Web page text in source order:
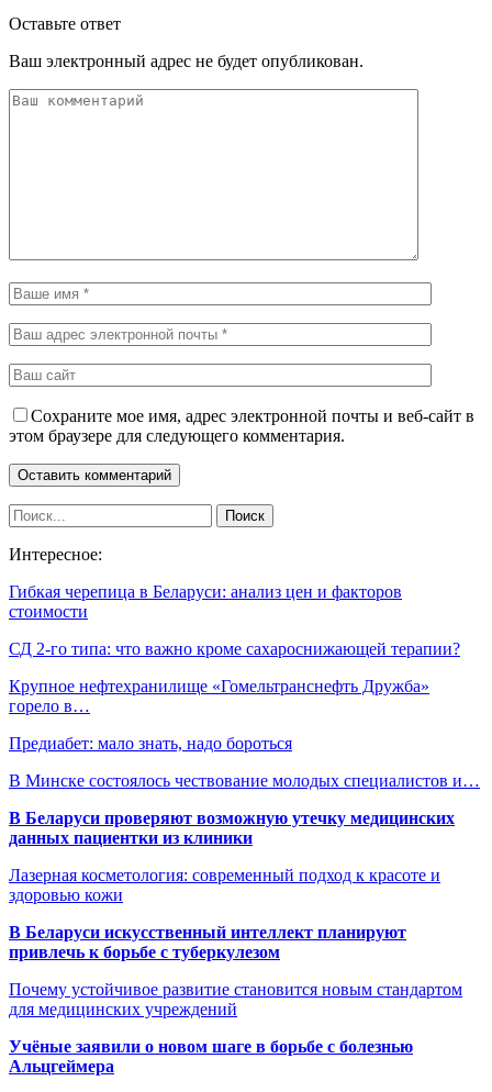
Оставьте ответ
Ваш электронный адрес не будет опубликован.
Сохраните мое имя, адрес электронной почты и веб-сайт в
этом браузере для следующего комментария.
Интересное:
Гибкая черепица в Беларуси: анализ цен и факторов
стоимости
СД 2-го типа: что важно кроме сахароснижающей терапии?
Крупное нефтехранилище «Гомельтранснефть Дружба»
горело в…
Предиабет: мало знать, надо бороться
В Минске состоялось чествование молодых специалистов и…
В Беларуси проверяют возможную утечку медицинских
данных пациентки из клиники
Лазерная косметология: современный подход к красоте и
здоровью кожи
В Беларуси искусственный интеллект планируют
привлечь к борьбе с туберкулезом
Почему устойчивое развитие становится новым стандартом
для медицинских учреждений
Учёные заявили о новом шаге в борьбе с болезнью
Альцгеймера